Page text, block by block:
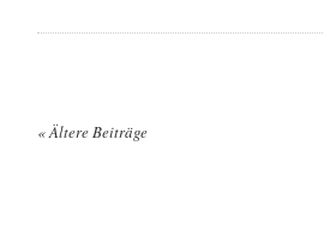
«Ältere Beiträge